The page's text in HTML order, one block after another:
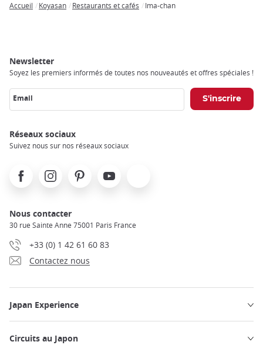
Accueil Koyasan Restaurants et cafés Ima-chan
Newsletter
Soyez les premiers informés de toutes nos nouveautés et offres spéciales !
Email
Réseaux sociaux
Suivez nous sur nos réseaux sociaux
FacebookInstagramPinterest Youtube
Nous contacter
30 rue Sainte Anne 75001 Paris France
+33 (0) 1 42 61 60 83
Contactez nous
Japan Experience
Circuits au Japon